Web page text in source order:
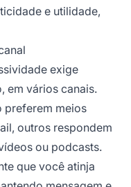
e utilidade,
exige
em vários canais.
preferem meios
outros respondem
ou podcasts.
que você atinja